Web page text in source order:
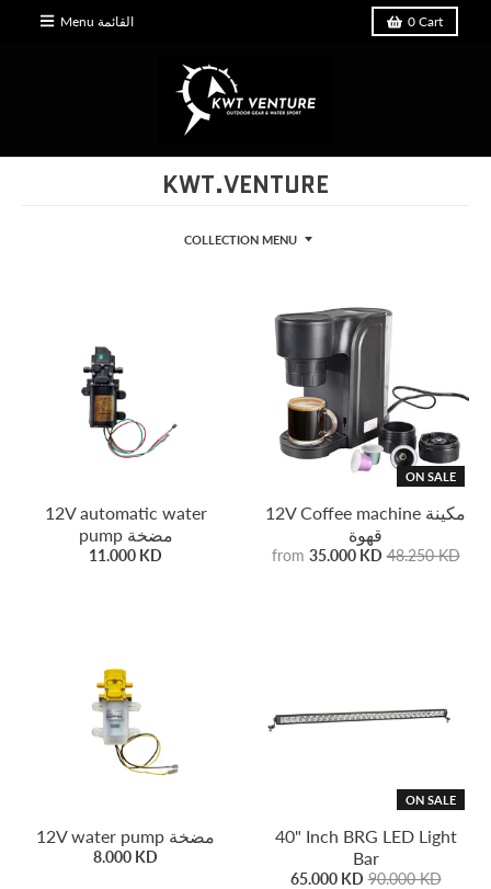
Menu القائمة 0 Cart
KWT.VENTURE
COLLECTION MENU
12V automatic water
pump مضخة
11.000 KD
ON SALE
12V Coffee machine مكينة
قهوة
from 35.000 KD 48.250 KD
12V water pump مضخة
8.000 KD
ON SALE
40" Inch BRG LED Light
Bar
65.000 KD 90.000 KD